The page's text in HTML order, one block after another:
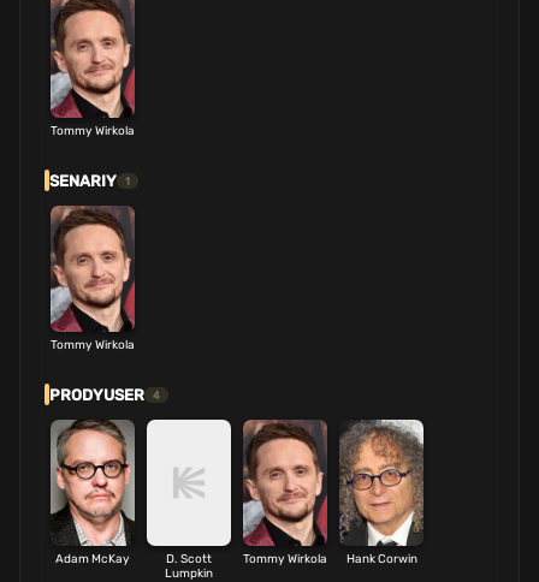
Tommy Wirkola
SENARIY 1
Tommy Wirkola
PRODYUSER 4
Adam McKay
D. Scott
Lumpkin
Tommy Wirkola Hank Corwin